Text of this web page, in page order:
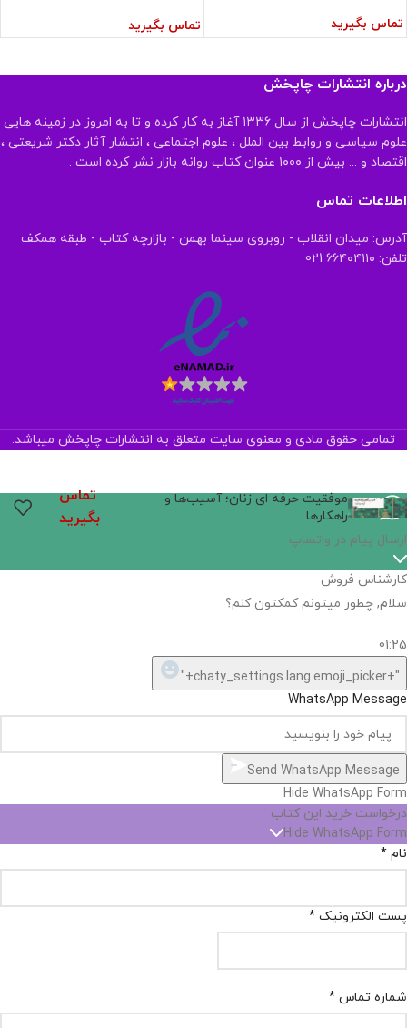
تماس بگیرید تماس بگیرید
درباره انتشارات چاپخش
انتشارات چاپخش از سال ۱۳۳۶ آغاز به کار کرده و تا به امروز در زمینه هایی
علوم سیاسی و روابط بین الملل ، علوم اجتماعی ، انتشار آثار دکتر شریعتی ،
اقتصاد و ... بیش از ۱۰۰۰ عنوان کتاب روانه بازار نشر کرده است .
اطلاعات تماس
آدرس: میدان انقلاب - روبروی سینما بهمن - بازارچه کتاب - طبقه همکف
تلفن: ۶۶۴۰۴۱۱۰ 021
تمامی حقوق مادی و معنوی سایت متعلق به انتشارات چاپخش میباشد.
موفقیت حرفه ای زنان؛ آسیب‌ها و
راهکارها
تماس
بگیرید
ارسال پیام در واتساپ
کارشناس فروش
سلام, چطور میتونم کمکتون کنم؟
01:25
"+chaty_settings.lang.emoji_picker+"
WhatsApp Message
Send WhatsApp Message
Hide WhatsApp Form
درخواست خرید این کتاب
Hide WhatsApp Form
نام *
پست الکترونیک *
شماره تماس *